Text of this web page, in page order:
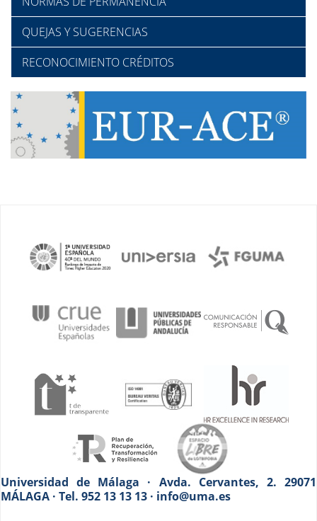
QUEJAS Y SUGERENCIAS
RECONOCIMIENTO CRÉDITOS
Universidad de Málaga · Avda. Cervantes, 2. 29071
MÁLAGA · Tel. 952 13 13 13 · info@uma.es